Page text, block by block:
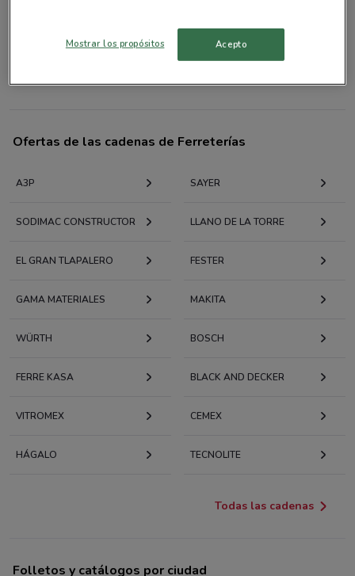
8 km
ABIERTO
Ofertas de las cadenas de Ferreterías
A3P SAYER
SODIMAC CONSTRUCTOR LLANO DE LA TORRE
EL GRAN TLAPALERO FESTER
GAMA MATERIALES MAKITA
WÜRTH BOSCH
FERRE KASA BLACK AND DECKER
VITROMEX CEMEX
HÁGALO TECNOLITE
Todas las cadenas
Folletos y catálogos por ciudad
Mostrar los propósitos Acepto